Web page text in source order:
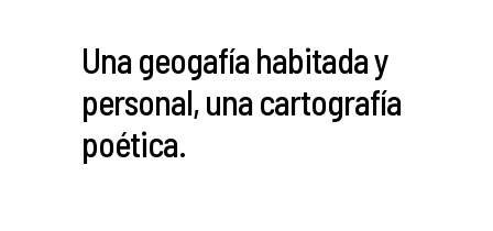
Una geogafía habitada y
personal, una cartografía
poética.